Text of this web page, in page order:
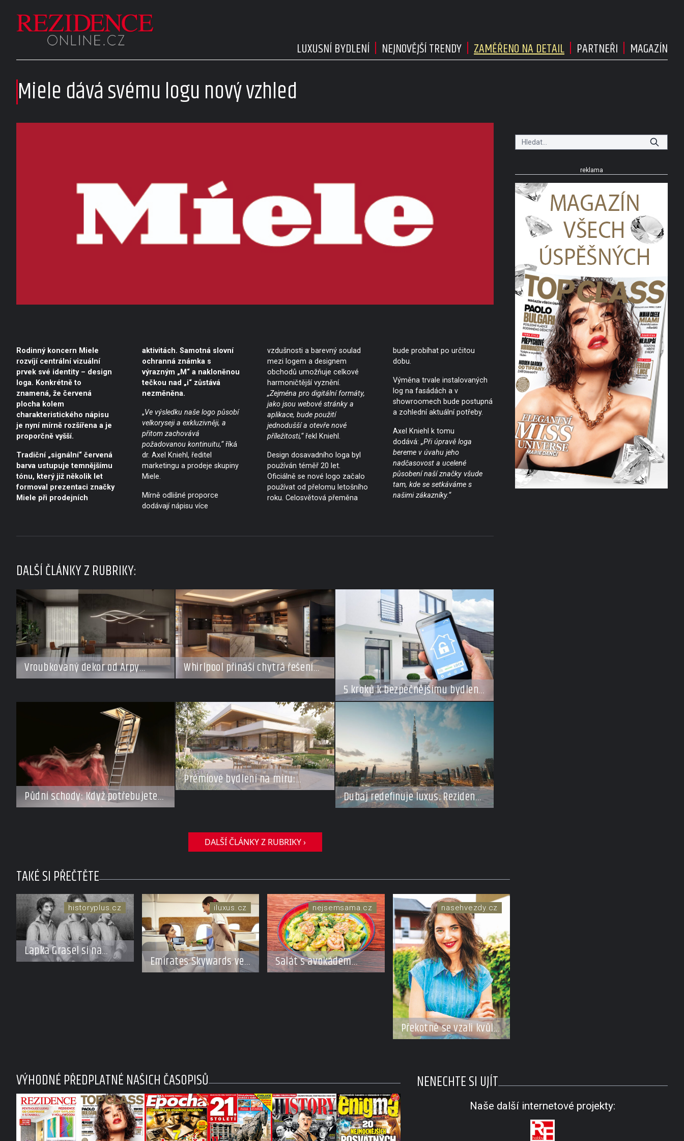
LUXUSNÍ BYDLENÍ NEJNOVĚJŠÍ TRENDY ZAMĚŘENO NA DETAIL PARTNEŘI MAGAZÍN
Miele dává svému logu nový vzhled
Rodinný koncern Miele
rozvíjí centrální vizuální
prvek své identity – design
loga. Konkrétně to
znamená, že červená
plocha kolem
charakteristického nápisu
je nyní mírně rozšířena a je
proporčně vyšší.
Tradiční „signální“ červená
barva ustupuje temnějšímu
tónu, který již několik let
formoval prezentaci značky
Miele při prodejních
aktivitách. Samotná slovní
ochranná známka s
výrazným „M“ a nakloněnou
tečkou nad „i“ zůstává
nezměněna.
„Ve výsledku naše logo působí
velkoryseji a exkluzivněji, a
přitom zachovává
požadovanou kontinuitu,“říká
dr. Axel Kniehl, ředitel
marketingu a prodeje skupiny
Miele.
Mírně odlišné proporce
dodávají nápisu více
vzdušnosti a barevný soulad
mezi logem a designem
obchodů umožňuje celkové
harmoničtější vyznění.
„Zejména pro digitální formáty,
jako jsou webové stránky a
aplikace, bude použití
jednodušší a otevře nové
příležitosti,“řekl Kniehl.
Design dosavadního loga byl
používán téměř 20 let.
Oficiálně se nové logo začalo
používat od přelomu letošního
roku. Celosvětová přeměna
bude probíhat po určitou
dobu.
Výměna trvale instalovaných
log na fasádách a v
showroomech bude postupná
a zohlední aktuální potřeby.
Axel Kniehl k tomu
dodává: „Při úpravě loga
bereme v úvahu jeho
nadčasovost a ucelené
působení naší značky všude
tam, kde se setkáváme s
našimi zákazníky.“
DALŠÍ ČLÁNKY Z RUBRIKY:
Vroubkovaný dekor od Arpy
ovládá nové interiéry
Whirlpool přináší chytrá řešení
pro každý styl vaření 5 kroků k bezpečnějšímu bydlení
v době dovolené
Půdní schody: Když potřebujete
ušetřit místo, ale nechcete dělat
Prémiové bydlení na míru:
Investoři se vracejí do Česka, Dubaj redefinuje luxus. Rezidence
za miliardy dnes připomínají
DALŠÍ ČLÁNKY Z RUBRIKY ›
TAKÉ SI PŘEČTĚTE
Lapka Grasel si na
panstvo netroufl?
historyplus.cz
Emirates Skywards ve
spolupráci s Moët
iluxus.cz
Salát s avokádem
a krevetkami
nejsemsama.cz
Překotně se vzali kvůli
těhotenství Sandevy?
nasehvezdy.cz
reklama
VÝHODNÉ PŘEDPLATNÉ NAŠICH ČASOPISŮ NENECHTE SI UJÍT
Naše další internetové projekty: